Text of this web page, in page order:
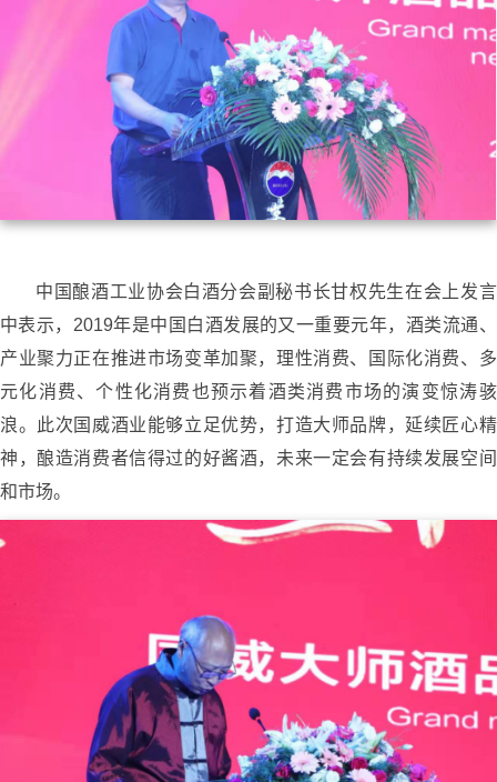
中国酿酒工业协会白酒分会副秘书长甘权先生在会上发言
中表示，2019年是中国白酒发展的又一重要元年，酒类流通、
产业聚力正在推进市场变革加聚，理性消费、国际化消费、多
元化消费、个性化消费也预示着酒类消费市场的演变惊涛骇
浪。此次国威酒业能够立足优势，打造大师品牌，延续匠心精
神，酿造消费者信得过的好酱酒，未来一定会有持续发展空间
和市场。